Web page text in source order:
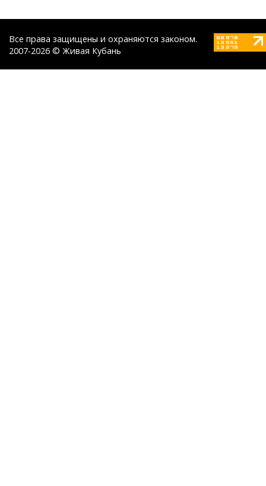
Все права защищены и охраняются законом.
2007-2026 © Живая Кубань